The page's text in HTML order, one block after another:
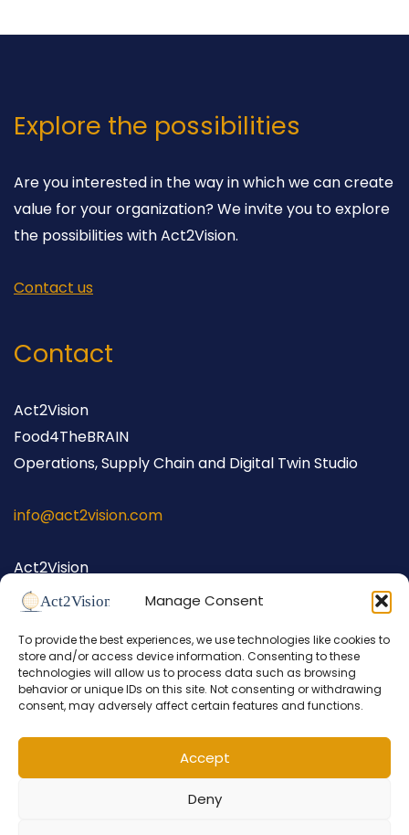
Manage Consent
To provide the best experiences, we use technologies like cookies to
store and/or access device information. Consenting to these
technologies will allow us to process data such as browsing
behavior or unique IDs on this site. Not consenting or withdrawing
consent, may adversely affect certain features and functions.
Accept
Deny
Explore the possibilities
Are you interested in the way in which we can create
value for your organization? We invite you to explore
the possibilities with Act2Vision.
Contact us
Contact
Act2Vision
Food4TheBRAIN
Operations, Supply Chain and Digital Twin Studio
info@act2vision.com
Act2Vision
Hellingstraat 62
The Netherlands
+31 (0) 686 698 026